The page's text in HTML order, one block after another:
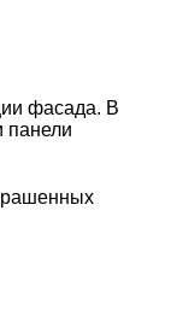
фасада. В
панели